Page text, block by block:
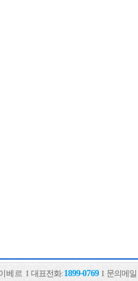
베르 I 대표전화:1899-0769 I 문의메일